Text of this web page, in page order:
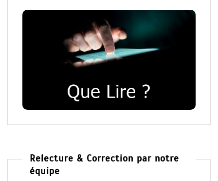
Relecture & Correction par notre
équipe